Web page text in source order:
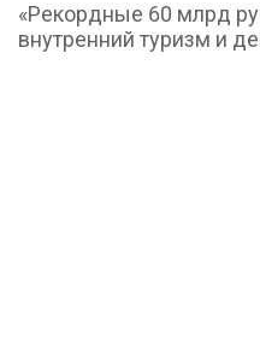
«Рекордные 60 млрд
внутренний туризм и